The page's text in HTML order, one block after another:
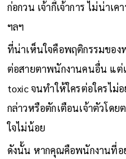
ก่อกวน เจ้ากี้เจ้าการ ไม่น่าเ
ฯลฯ
ที่น่าเห็นใจคือพฤติกรรมขอ
ต่อสายตาพนักงานคนอื่น แต่
toxic จนทำให้ใครต่อใครไม่
กล่าวหรือตักเตือนเจ้าตัวโดย
ใจไม่น้อย
ดังนั้น หากคุณคือพนักงานที่อ